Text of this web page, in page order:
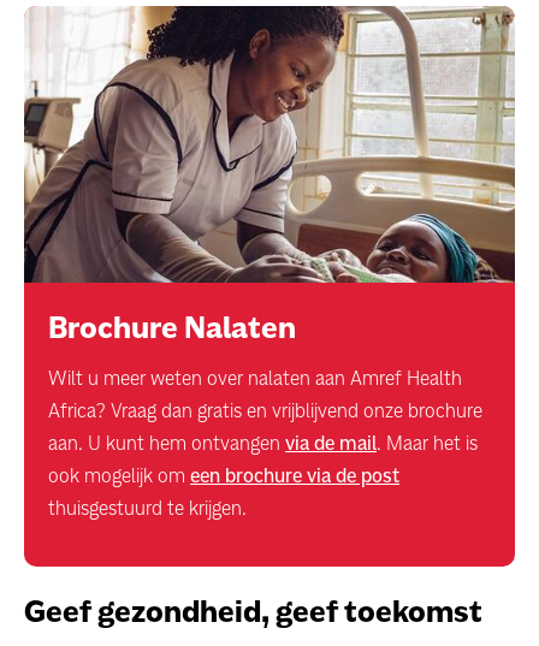
contact
pers
Brochure Nalaten
Wilt u meer weten over nalaten aan Amref Health
Africa? Vraag dan gratis en vrijblijvend onze brochure
aan. U kunt hem ontvangen via de mail. Maar het is
ook mogelijk om een brochure via de post
thuisgestuurd te krijgen.
Geef gezondheid, geef toekomst